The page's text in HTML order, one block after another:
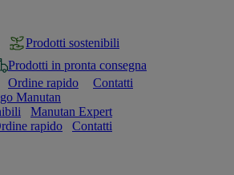
Prodotti sostenibili
Prodotti in pronta consegna
Ordine rapido Contatti
Manutan Expert
rapido
Contatti